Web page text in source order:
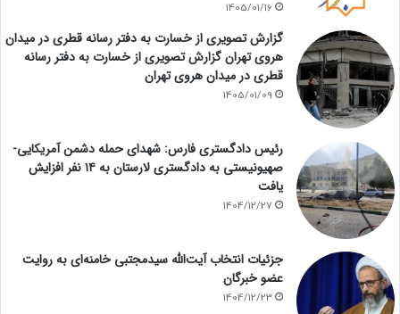
1405/01/16
گزارش تصویری از خسارت به دفتر رسانه قطری در میدان
هروی تهران گزارش تصویری از خسارت به دفتر رسانه
قطری در میدان هروی تهران
1405/01/09
رئیس دادگستری فارس: شهدای حمله دشمن آمریکایی-
صهیونیستی به دادگستری لارستان به ۱۴ نفر افزایش
یافت
1404/12/27
جزئیات انتخاب آیت‌الله سیدمجتبی خامنه‌ای به روایت
عضو خبرگان
1404/12/23